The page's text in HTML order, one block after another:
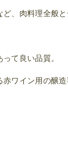
ど 肉料理全般と
て良い品質。
ワイン用の醸